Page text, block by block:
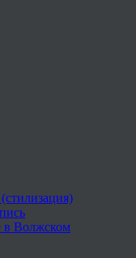
в Волжском